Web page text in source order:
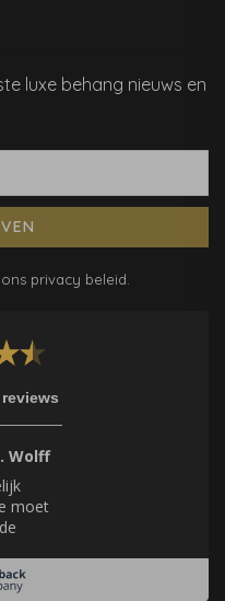
luxe behang nieuws en
privacy beleid.
Wolff
moet
de